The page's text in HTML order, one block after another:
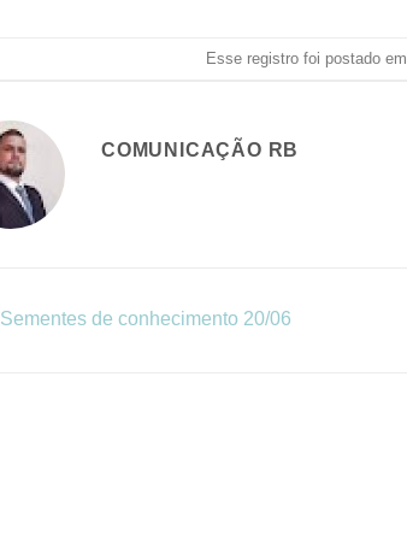
Esse registro foi postado em
COMUNICAÇÃO RB
Sementes de conhecimento 20/06